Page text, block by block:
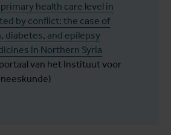
health care level in
by conflict: the case of
diabetes, and epilepsy
in Northern Syria
van het Instituut voor